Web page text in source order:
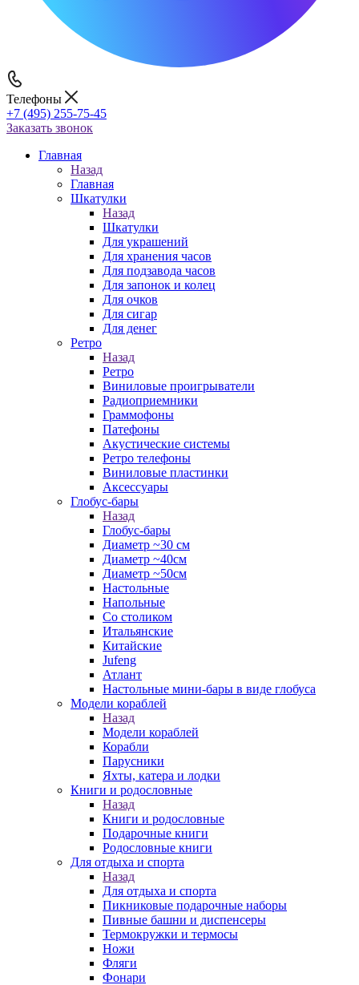
Телефоны
+7 (495) 255-75-45
Заказать звонок
Главная
Назад
Главная
Шкатулки
Назад
Шкатулки
Для украшений
Для хранения часов
Для подзавода часов
Для запонок и колец
Для очков
Для сигар
Для денег
Ретро
Назад
Ретро
Виниловые проигрыватели
Радиоприемники
Граммофоны
Патефоны
Акустические системы
Ретро телефоны
Виниловые пластинки
Аксессуары
Глобус-бары
Назад
Глобус-бары
Диаметр ~30 см
Диаметр ~40см
Диаметр ~50см
Настольные
Напольные
Со столиком
Итальянские
Китайские
Jufeng
Атлант
Настольные мини-бары в виде глобуса
Модели кораблей
Назад
Модели кораблей
Корабли
Парусники
Яхты, катера и лодки
Книги и родословные
Назад
Книги и родословные
Подарочные книги
Родословные книги
Для отдыха и спорта
Назад
Для отдыха и спорта
Пикниковые подарочные наборы
Пивные башни и диспенсеры
Термокружки и термосы
Ножи
Фляги
Фонари